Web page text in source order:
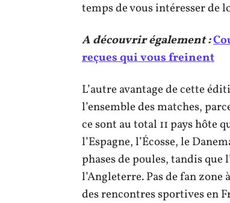
temps de vous intéresser de
A découvrir également :
reçues qui vous freinent
L’autre avantage de cette
l’ensemble des matches,
ce sont au total 11 pays hôte
l’Espagne, l’Écosse, le
phases de poules, tandis que
l’Angleterre. Pas de fan zone
des rencontres sportives en